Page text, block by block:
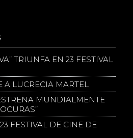
TRIUNFA EN 23 FESTIVAL
A LUCRECIA MARTEL
MUNDIALMENTE
FESTIVAL DE CINE DE